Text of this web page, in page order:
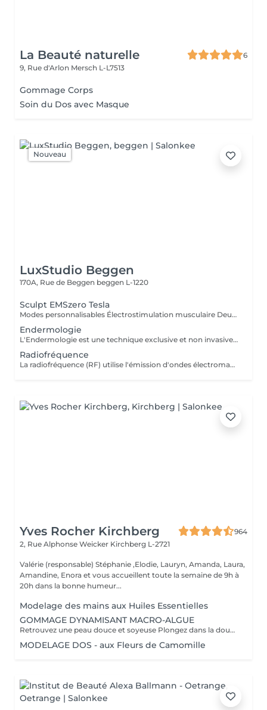
La Beauté naturelle
6
9, Rue d'Arlon Mersch L-L7513
Gommage Corps
Soin du Dos avec Masque
Nouveau
LuxStudio Beggen
170A, Rue de Beggen beggen L-1220
Sculpt EMSzero Tesla
Modes personnalisables Électrostimulation musculaire Deux poignées indépendantes : contrôlez la puissance indépendamment, permettant des entraînements synchronisés ou individualisés Sûr et non invasif : notre machine est exempte de courant, d'hyperthermie, de rayonnement et ne nécessite aucune période de récupération. Brûlage de graisse et développement musculaire sans effort Gain de temps et d'efforts : seulement 30 minutes d'utilisation équivalent à 30 000 contractions musculaires, l'équivalent d'innombrables rouleaux de ventre ou squats.
Endermologie
L'Endermologie est une technique exclusive et non invasive qui permet de remodeler votre silhouette, de lisser la cellulite et d'améliorer globalement la tonicité de la peau.
Radiofréquence
La radiofréquence (RF) utilise l'émission d'ondes électromagnétiques à très haute fréquence, pour cibler la peau. La technologie RF permet ainsi de raffermir sa peau et de réduire des tissus graisseux, afin de redessiner des contours touchés par un affaissement cutané et un relâchement de la peau.
Yves Rocher Kirchberg
964
2, Rue Alphonse Weicker Kirchberg L-2721
Valérie (responsable) Stéphanie ,Elodie, Lauryn, Amanda, Laura,
Amandine, Enora et vous accueillent toute la semaine de 9h à
20h dans la bonne humeur...
Modelage des mains aux Huiles Essentielles
GOMMAGE DYNAMISANT MACRO-ALGUE
Retrouvez une peau douce et soyeuse Plongez dans la douceur tropicale dIndonésie à travers les notes épicées des huiles essentielles de Girofle et de Muscade. Ce gommage aux effluves chauds et naturels vous transporte tout en exfoliant délicatement votre peau : elle est douce, lumineuse et satinée.
MODELAGE DOS - aux Fleurs de Camomille